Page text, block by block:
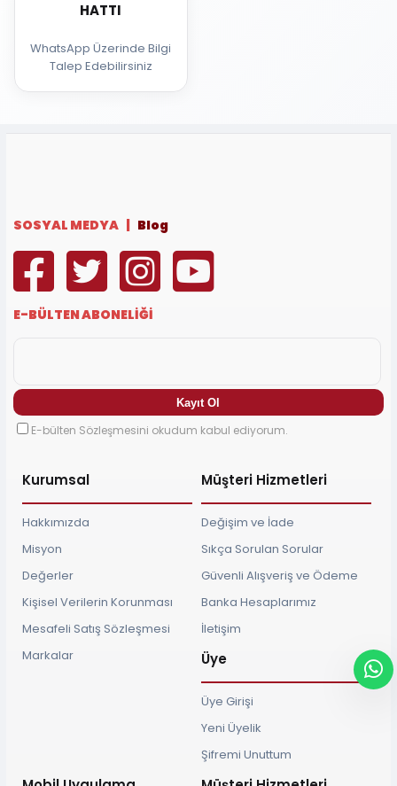
HATTI
WhatsApp Üzerinde Bilgi
Talep Edebilirsiniz
SOSYAL MEDYA | Blog
E-BÜLTEN ABONELİĞİ
E-bülten Sözleşmesini okudum kabul ediyorum.
Kurumsal
Hakkımızda
Misyon
Değerler
Kişisel Verilerin Korunması
Mesafeli Satış Sözleşmesi
Markalar
Müşteri Hizmetleri
Değişim ve İade
Sıkça Sorulan Sorular
Güvenli Alışveriş ve Ödeme
Banka Hesaplarımız
İletişim
Üye
Üye Girişi
Yeni Üyelik
Şifremi Unuttum